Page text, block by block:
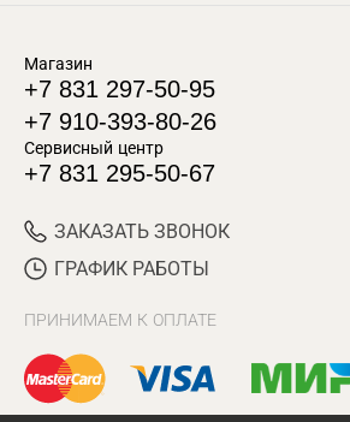
Магазин
+7 831 297-50-95
+7 910-393-80-26
Сервисный центр
+7 831 295-50-67
ЗАКАЗАТЬ ЗВОНОК
ГРАФИК РАБОТЫ
ПРИНИМАЕМ К ОПЛАТЕ